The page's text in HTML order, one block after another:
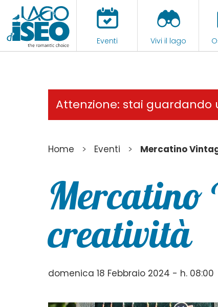
Eventi Vivi il lago
Attenzione: stai guardando
Home > Eventi > Mercatino
Mercatino
creatività
domenica 18 Febbraio 2024 - h. 08:00